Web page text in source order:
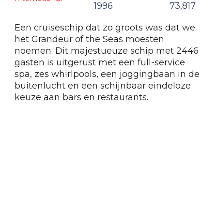
1996 73,817
Een cruiseschip dat zo groots was dat we
het Grandeur of the Seas moesten
noemen. Dit majestueuze schip met 2446
gasten is uitgerust met een full-service
spa, zes whirlpools, een joggingbaan in de
buitenlucht en een schijnbaar eindeloze
keuze aan bars en restaurants.